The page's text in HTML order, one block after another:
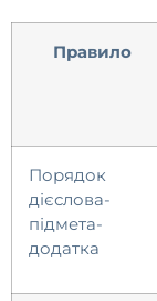
Правило
Порядок
дієслова-
підмета-
додатка